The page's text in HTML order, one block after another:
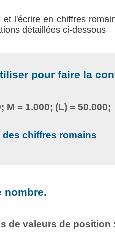
l'écrire en chiffres
détaillées ci-dessous
pour faire la
M = 1.000; (L) = 50.000;
des chiffres romains
nombre.
de valeurs de position